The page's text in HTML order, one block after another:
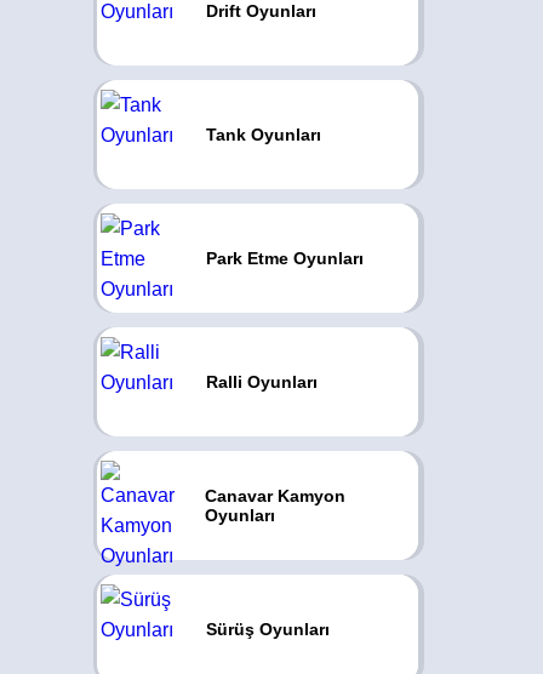
Drift Oyunları
Tank Oyunları
Park Etme Oyunları
Ralli Oyunları
Canavar Kamyon
Oyunları
Sürüş Oyunları